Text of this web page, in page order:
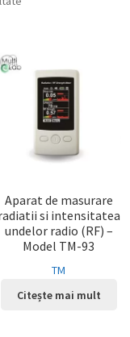
Aparat de masurare
si intensitatea
undelor radio (RF) –
Model TM-93
TM
Citește mai mult